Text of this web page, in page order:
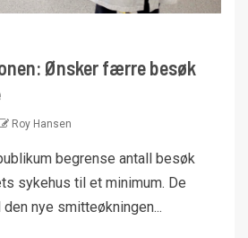
Ønsker færre besøk
Roy Hansen
begrense antall besøk
sykehus til et minimum. De
nye smitteøkningen...